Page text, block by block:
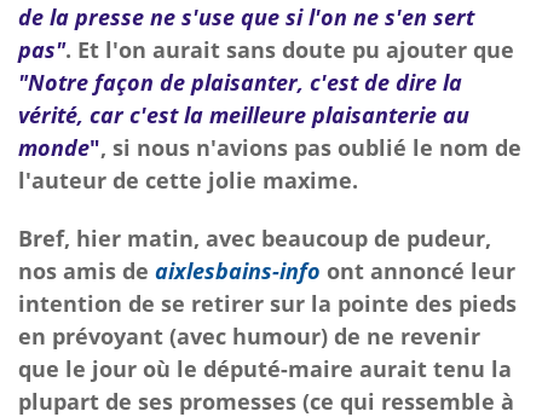
de la presse ne s'use que si l'on ne s'en sert
pas". Et l'on aurait sans doute pu ajouter que
"Notre façon de plaisanter, c'est de dire la
vérité, car c'est la meilleure plaisanterie au
monde", si nous n'avions pas oublié le nom de
l'auteur de cette jolie maxime.
Bref, hier matin, avec beaucoup de pudeur,
nos amis de aixlesbains-info ont annoncé leur
intention de se retirer sur la pointe des pieds
en prévoyant (avec humour) de ne revenir
que le jour où le député-maire aurait tenu la
plupart de ses promesses (ce qui ressemble à